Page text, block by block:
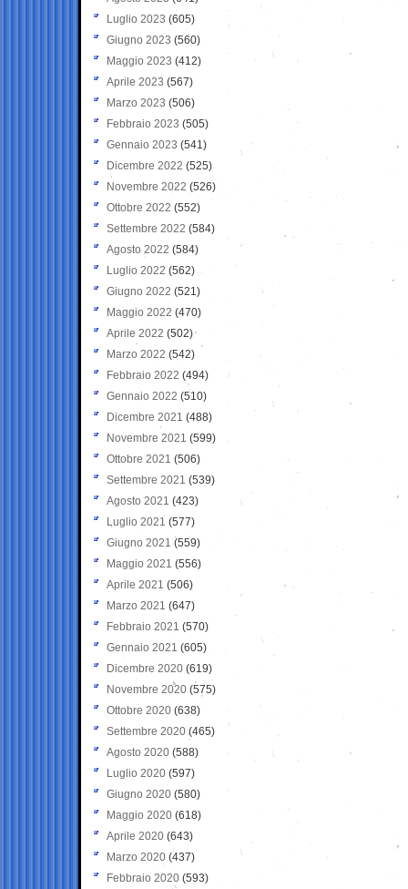
Luglio 2023 (605)
Giugno 2023 (560)
Maggio 2023 (412)
Aprile 2023 (567)
Marzo 2023 (506)
Febbraio 2023 (505)
Gennaio 2023 (541)
Dicembre 2022 (525)
Novembre 2022 (526)
Ottobre 2022 (552)
Settembre 2022 (584)
Agosto 2022 (584)
Luglio 2022 (562)
Giugno 2022 (521)
Maggio 2022 (470)
Aprile 2022 (502)
Marzo 2022 (542)
Febbraio 2022 (494)
Gennaio 2022 (510)
Dicembre 2021 (488)
Novembre 2021 (599)
Ottobre 2021 (506)
Settembre 2021 (539)
Agosto 2021 (423)
Luglio 2021 (577)
Giugno 2021(559)
Maggio 2021 (556)
Aprile 2021 (506)
Marzo 2021 (647)
Febbraio 2021 (570)
Gennaio 2021 (605)
Dicembre 2020 (619)
Novembre 2020 (575)
Ottobre 2020 (638)
Settembre 2020(465)
Agosto 2020 (588)
Luglio 2020 (597)
Giugno 2020 (580)
Maggio 2020 (618)
Aprile 2020 (643)
Marzo 2020 (437)
Febbraio 2020 (593)